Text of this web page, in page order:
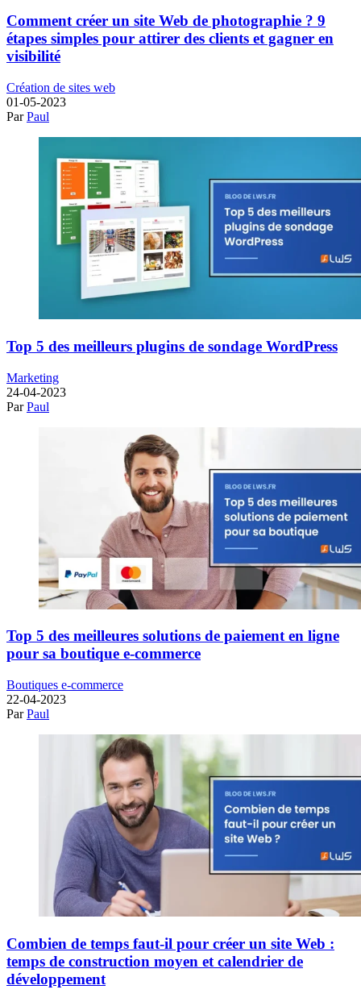
Comment créer un site Web de photographie ? 9
étapes simples pour attirer des clients et gagner en
visibilité
Création de sites web
01-05-2023
ParPaul
Top 5 des meilleurs plugins de sondage WordPress
Marketing
24-04-2023
ParPaul
Top 5 des meilleures solutions de paiement en ligne
pour sa boutique e-commerce
Boutiques e-commerce
22-04-2023
ParPaul
Combien de temps faut-il pour créer un site Web :
temps de construction moyen et calendrier de
développement